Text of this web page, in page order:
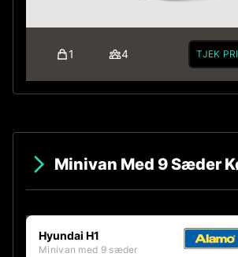
1 4 TJEK
Minivan Med 9 Sæder
Hyundai H1
Minivan med 9 sæder